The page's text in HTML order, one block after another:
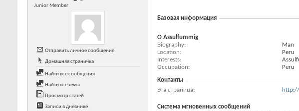
Junior Member
Отправить личное сообщение
Домашняя страничка
Найти все сообщения
Найти все темы
Просмотр статей
Записи в дневнике
Базовая информация
О Assulfummig
Biography
Man
Location
Peru
Interests
Occupation
Peru
Контакты
Эта страница
Система мгновенных сообщений